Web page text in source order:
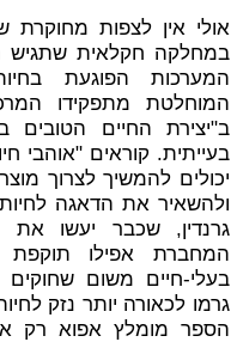
אולי אין לצפות מחוקרת
במחלקה חקלאית שתגיש
המערכות הפוגעת
המוחלטת מתפקידו
ב"יצירת החיים הטובים
בעייתית. קוראים "אוהבי
יכולים להמשיך לצרוך
ולהשאיר את הדאגה
גרנדין, שכבר יעשו את
המחברת אפילו
בעלי-חיים משום
גרמו לכאורה יותר נזק
הספר מומלץ אפוא רק